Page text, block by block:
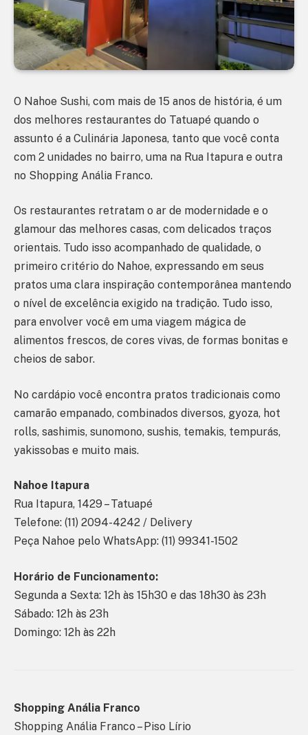
O Nahoe Sushi, com mais de 15 anos de história, é um
dos melhores restaurantes do Tatuapé quando o
assunto é a Culinária Japonesa, tanto que você conta
com 2 unidades no bairro, uma na Rua Itapura e outra
no Shopping Anália Franco.
Os restaurantes retratam o ar de modernidade e o
glamour das melhores casas, com delicados traços
orientais. Tudo isso acompanhado de qualidade, o
primeiro critério do Nahoe, expressando em seus
pratos uma clara inspiração contemporânea mantendo
o nível de excelência exigido na tradição. Tudo isso,
para envolver você em uma viagem mágica de
alimentos frescos, de cores vivas, de formas bonitas e
cheios de sabor.
No cardápio você encontra pratos tradicionais como
camarão empanado, combinados diversos, gyoza, hot
rolls, sashimis, sunomono, sushis, temakis, tempurás,
yakissobas e muito mais.
Nahoe Itapura
Rua Itapura, 1429 – Tatuapé
Telefone: (11) 2094-4242 / Delivery
Peça Nahoe pelo WhatsApp: (11) 99341-1502
Horário de Funcionamento:
Segunda a Sexta: 12h às 15h30 e das 18h30 às 23h
Sábado: 12h às 23h
Domingo: 12h às 22h
Shopping Anália Franco
Shopping Anália Franco – Piso Lírio